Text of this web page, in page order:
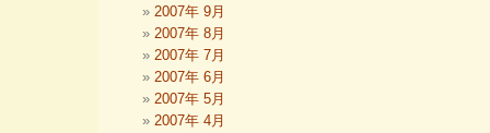
2007年 9月
2007年 8月
2007年 7月
2007年 6月
2007年 5月
2007年 4月